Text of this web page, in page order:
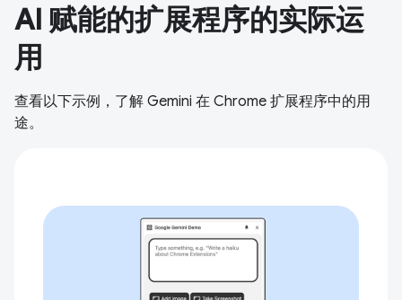
AI 赋能的扩展程序的实际运
用
查看以下示例，了解 Gemini 在 Chrome 扩展程序中的用
途。